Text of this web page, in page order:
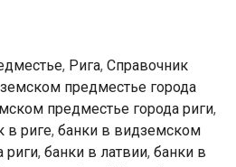
, Рига, Справочник
предместье города
предместье города риги,
в риге, банки в видземском
риги, банки в латвии, банки в